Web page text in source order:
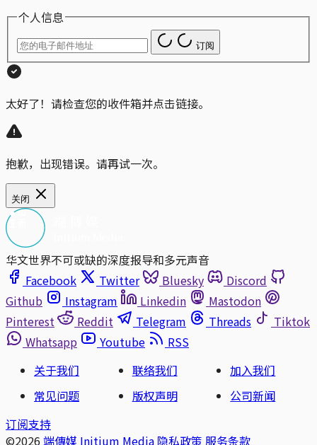
个人信息
订阅
太好了！请检查您的收件箱并点击链接。
抱歉，出现错误。请再试一次。
关闭
华文世界不可或缺的深度报导和多元声音
Facebook
Twitter Bluesky
Discord
Github
Instagram Linkedin
Mastodon
Pinterest
Reddit Telegram Threads
Tiktok
Whatsapp
Youtube
RSS
关于我们
联络我们
加入我们
常见问题
版权声明
公司新闻
订阅支持
©2026 端傳媒 Initium Media 隐私政策 服务条款